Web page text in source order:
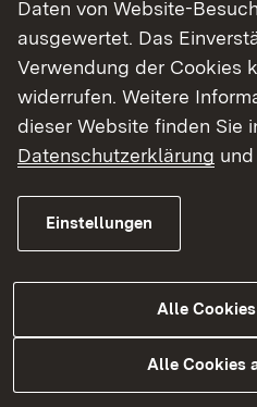
Daten von Website-
ausgewertet. Das
Verwendung der Cookies
widerrufen. Weitere
dieser Website finden Sie
Datenschutzerklärung
Einstellungen
Alle
Alle Cookies